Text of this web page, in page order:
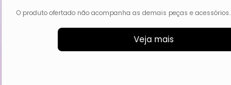
O produto ofertado não acompanha as demais peças e acessórios.
Veja mais